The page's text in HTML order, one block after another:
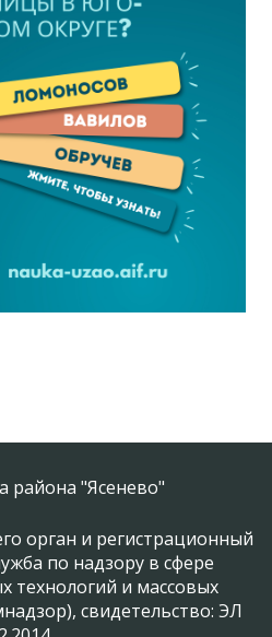
района "Ясенево"
орган и регистрационный
по надзору в сфере
технологий и массовых
свидетельство: ЭЛ